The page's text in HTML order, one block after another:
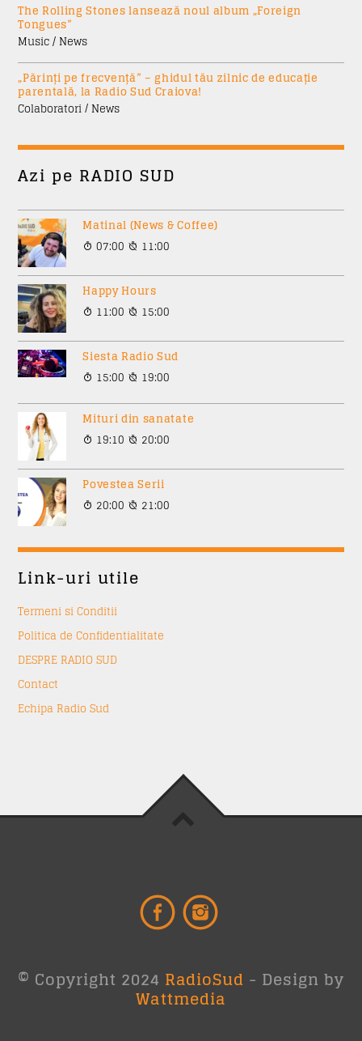
The Rolling Stones lansează noul album „Foreign
Tongues”
Music / News
„Părinți pe frecvență” – ghidul tău zilnic de educație
parentală, la Radio Sud Craiova!
Colaboratori / News
Azi pe RADIO SUD
Matinal (News & Coffee)
07:00 11:00
Happy Hours
11:00 15:00
Siesta Radio Sud
15:00 19:00
Mituri din sanatate
19:10 20:00
Povestea Serii
20:00 21:00
Link-uri utile
Termeni si Conditii
Politica de Confidentialitate
DESPRE RADIO SUD
Contact
Echipa Radio Sud
© Copyright 2024 RadioSud - Design by
Wattmedia